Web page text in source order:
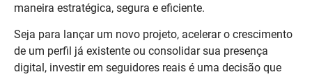
maneira estratégica, segura e eficiente.
Seja para lançar um novo projeto, acelerar o crescimento
de um perfil já existente ou consolidar sua presença
digital, investir em seguidores reais é uma decisão que